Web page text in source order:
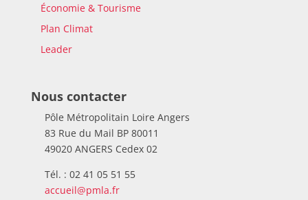
Économie & Tourisme
Plan Climat
Leader
Nous contacter
Pôle Métropolitain Loire Angers
83 Rue du Mail BP 80011
49020 ANGERS Cedex 02
Tél. : 02 41 05 51 55
accueil@pmla.fr